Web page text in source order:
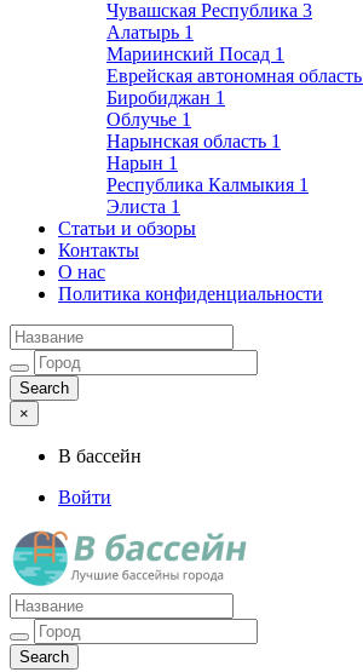
Чувашская Республика 3
Алатырь 1
Мариинский Посад 1
Еврейская автономная область
Биробиджан 1
Облучье 1
Нарынская область 1
Нарын 1
Республика Калмыкия 1
Элиста 1
Статьи и обзоры
Контакты
О нас
Политика конфиденциальности
×
В бассейн
Войти
Лучшие бассейны города